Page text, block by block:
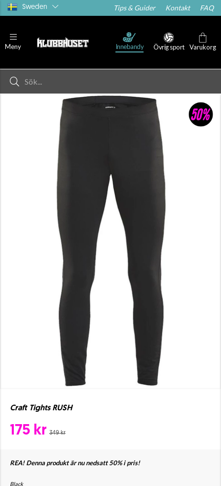
Sweden Tips & Guider Kontakt FAQ
Meny Innebandy Övrig sport Varukorg
Craft Tights RUSH
175 kr 349 kr
REA! Denna produkt är nu nedsatt 50% i pris!
Black